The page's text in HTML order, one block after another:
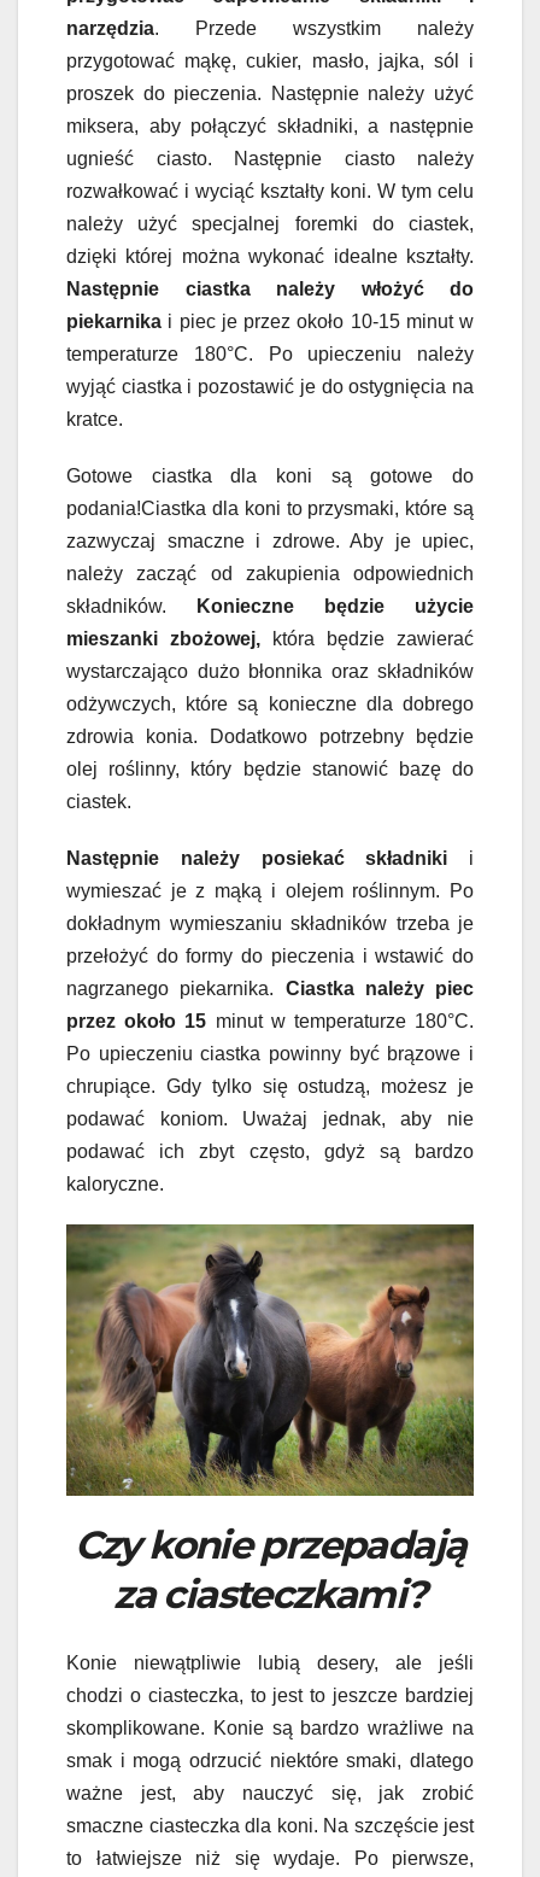
narzędzia. Przede wszystkim należy
przygotować mąkę, cukier, masło, jajka, sól i
proszek do pieczenia. Następnie należy użyć
miksera, aby połączyć składniki, a następnie
ugnieść ciasto. Następnie ciasto należy
rozwałkować i wyciąć kształty koni. W tym celu
należy użyć specjalnej foremki do ciastek,
dzięki której można wykonać idealne kształty.
Następnie ciastka należy włożyć do
piekarnika i piec je przez około 10-15 minut w
temperaturze 180°C. Po upieczeniu należy
wyjąć ciastka i pozostawić je do ostygnięcia na
kratce.
Gotowe ciastka dla koni są gotowe do
podania!Ciastka dla koni to przysmaki, które są
zazwyczaj smaczne i zdrowe. Aby je upiec,
należy zacząć od zakupienia odpowiednich
składników. Konieczne będzie użycie
mieszanki zbożowej, która będzie zawierać
wystarczająco dużo błonnika oraz składników
odżywczych, które są konieczne dla dobrego
zdrowia konia. Dodatkowo potrzebny będzie
olej roślinny, który będzie stanowić bazę do
ciastek.
Następnie należy posiekać składniki i
wymieszać je z mąką i olejem roślinnym. Po
dokładnym wymieszaniu składników trzeba je
przełożyć do formy do pieczenia i wstawić do
nagrzanego piekarnika. Ciastka należy piec
przez około 15 minut w temperaturze 180°C.
Po upieczeniu ciastka powinny być brązowe i
chrupiące. Gdy tylko się ostudzą, możesz je
podawać koniom. Uważaj jednak, aby nie
podawać ich zbyt często, gdyż są bardzo
kaloryczne.
Czy konie przepadają
za ciasteczkami?
Konie niewątpliwie lubią desery, ale jeśli
chodzi o ciasteczka, to jest to jeszcze bardziej
skomplikowane. Konie są bardzo wrażliwe na
smak i mogą odrzucić niektóre smaki, dlatego
ważne jest, aby nauczyć się, jak zrobić
smaczne ciasteczka dla koni. Na szczęście jest
to łatwiejsze niż się wydaje. Po pierwsze,